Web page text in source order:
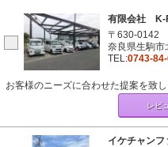
有限会社 K-
〒630-0142
奈良県生駒市
TEL:0743-
お客様のニーズに合わせた提案を致
レビ
イケチャンフ